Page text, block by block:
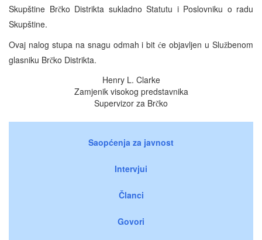
Skupštine Brčko Distrikta sukladno Statutu i Poslovniku o radu
Skupštine.
Ovaj nalog stupa na snagu odmah i bitće objavljen u Službenom
glasniku Brčko Distrikta.
Henry L. Clarke
Zamjenik visokog predstavnika
Supervizor za Brčko
Saopćenja za javnost
Intervjui
Članci
Govori